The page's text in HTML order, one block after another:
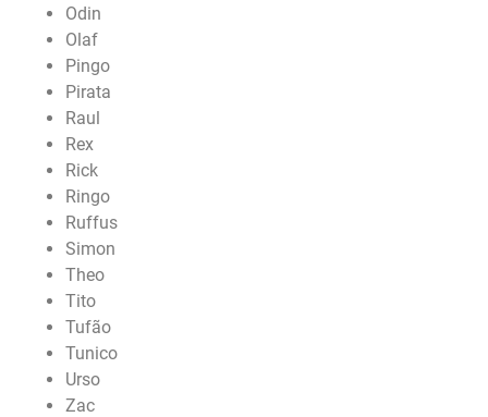
Odin
Olaf
Pingo
Pirata
Raul
Rex
Rick
Ringo
Ruffus
Simon
Theo
Tito
Tufão
Tunico
Urso
Zac